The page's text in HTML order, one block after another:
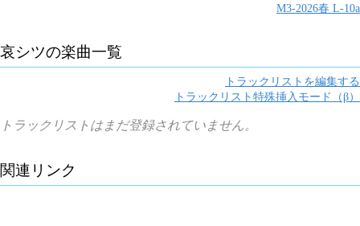
M3-2026春 L-10a
哀シツの楽曲一覧
トラックリストを編集する
トラックリスト特殊挿入モード（β）
トラックリストはまだ登録されていません。
関連リンク